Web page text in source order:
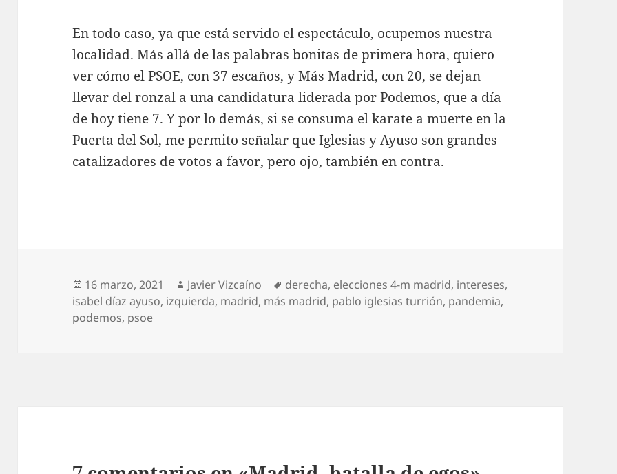
En todo caso, ya que está servido el espectáculo, ocupemos nuestra
localidad. Más allá de las palabras bonitas de primera hora, quiero
ver cómo el PSOE, con 37 escaños, y Más Madrid, con 20, se dejan
llevar del ronzal a una candidatura liderada por Podemos, que a día
de hoy tiene 7. Y por lo demás, si se consuma el karate a muerte en la
Puerta del Sol, me permito señalar que Iglesias y Ayuso son grandes
catalizadores de votos a favor, pero ojo, también en contra.
Publicado
el
16 marzo, 2021 Autor
Javier Vizcaíno Etiquetas
derecha, elecciones 4-m madrid, intereses,
isabel díaz ayuso, izquierda, madrid, más madrid, pablo iglesias turrión, pandemia,
podemos, psoe